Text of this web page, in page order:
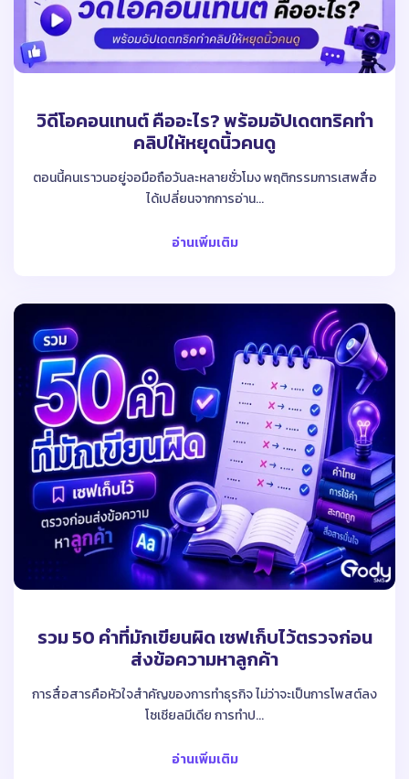
วิดีโอคอนเทนต์ คืออะไร? พร้อมอัปเดตทริคทำ
คลิปให้หยุดนิ้วคนดู
ตอนนี้คนเราวนอยู่จอมือถือวันละหลายชั่วโมง พฤติกรรมการเสพสื่อ
ได้เปลี่ยนจากการอ่าน...
อ่านเพิ่มเติม
รวม 50 คําที่มักเขียนผิด เซฟเก็บไว้ตรวจก่อน
ส่งข้อความหาลูกค้า
การสื่อสารคือหัวใจสำคัญของการทำธุรกิจ ไม่ว่าจะเป็นการโพสต์ลง
โซเชียลมีเดีย การทำป...
อ่านเพิ่มเติม